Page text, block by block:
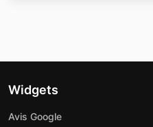
Widgets
Avis Google